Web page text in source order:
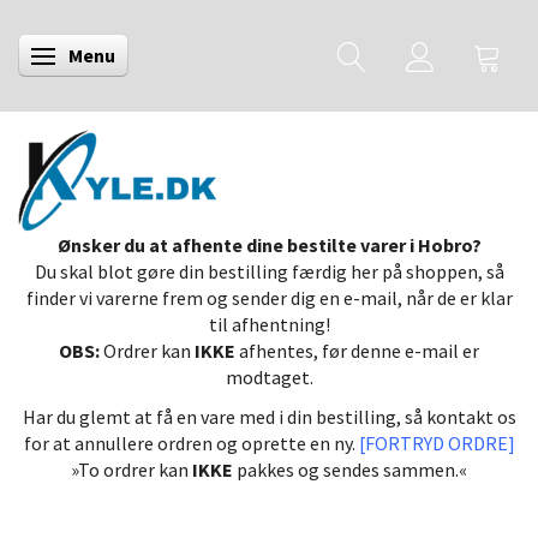
Skifte navigation
Menu
Ønsker du at afhente dine bestilte varer i Hobro?
Du skal blot gøre din bestilling færdig her på shoppen, så
finder vi varerne frem og sender dig en e-mail, når de er klar
til afhentning!
OBS:Ordrer kan IKKE afhentes, før denne e-mail er
modtaget.
Har du glemt at få en vare med i din bestilling, så kontakt os
for at annullere ordren og oprette en ny. [FORTRYD ORDRE]
»To ordrer kan IKKE pakkes og sendes sammen.«